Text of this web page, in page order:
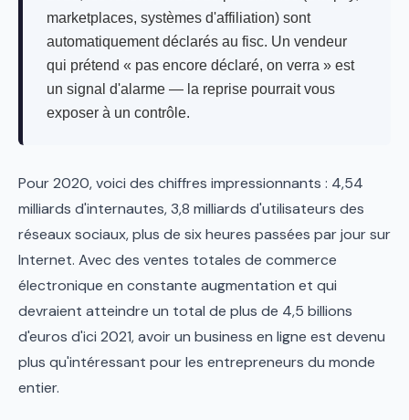
marketplaces, systèmes d'affiliation) sont
automatiquement déclarés au fisc. Un vendeur
qui prétend « pas encore déclaré, on verra » est
un signal d'alarme — la reprise pourrait vous
exposer à un contrôle.
Pour 2020, voici des chiffres impressionnants : 4,54
milliards d'internautes, 3,8 milliards d'utilisateurs des
réseaux sociaux, plus de six heures passées par jour sur
Internet. Avec des ventes totales de commerce
électronique en constante augmentation et qui
devraient atteindre un total de plus de 4,5 billions
d'euros d'ici 2021, avoir un business en ligne est devenu
plus qu'intéressant pour les entrepreneurs du monde
entier.